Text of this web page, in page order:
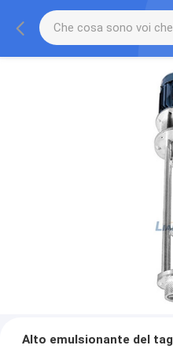
Alto emulsionante del